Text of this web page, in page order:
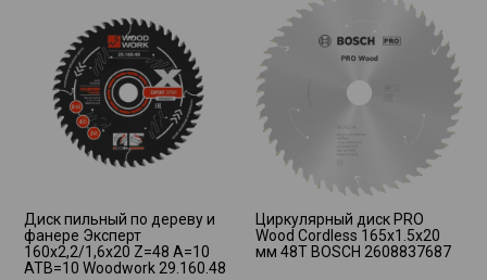
Диск пильный по дереву и
фанере Эксперт
160x2,2/1,6x20 Z=48 A=10
ATB=10 Woodwork 29.160.48
Циркулярный диск PRO
Wood Cordless 165x1.5x20
мм 48T BOSCH 2608837687